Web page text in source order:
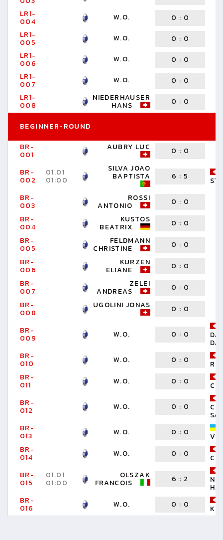
LR1-
004 W.O. 0 : 0
LR1-
005 W.O. 0 : 0
LR1-
006 W.O. 0 : 0
LR1-
007 W.O. 0 : 0
LR1-
008
NIEDERHAUSER
HANS 0 : 0
BEGINNER-ROUND
BR-
001
AUBRY LUC 0 : 0
BR-
002
01.01
01:00
SILVA JOAO
BAPTISTA 6 : 5
BR-
003
ROSSI
ANTONIO 0 : 0
BR-
004
KUSTOS
BEATRIX 0 : 0
BR-
005
FELDMANN
CHRISTINE 0 : 0
BR-
006
KURZEN
ELIANE 0 : 0
BR-
007
ZELEI
ANDREAS 0 : 0
BR-
008
UGOLINI JONAS 0 : 0
BR-
009 W.O. 0 : 0
BR-
010 W.O. 0 : 0
BR-
011 W.O. 0 : 0
BR-
012 W.O. 0 : 0
BR-
013 W.O. 0 : 0
BR-
014 W.O. 0 : 0
BR-
015
01.01
01:00
OLSZAK
FRANCOIS 6 : 2
BR-
016 W.O. 0 : 0